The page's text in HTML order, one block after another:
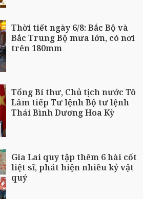
Thời tiết ngày 6/8: Bắc Bộ và
Bắc Trung Bộ mưa lớn, có nơi
trên 180mm
Tổng Bí thư, Chủ tịch nước Tô
Lâm tiếp Tư lệnh Bộ tư lệnh
Thái Bình Dương Hoa Kỳ
Gia Lai quy tập thêm 6 hài cốt
liệt sĩ, phát hiện nhiều kỷ vật
quý